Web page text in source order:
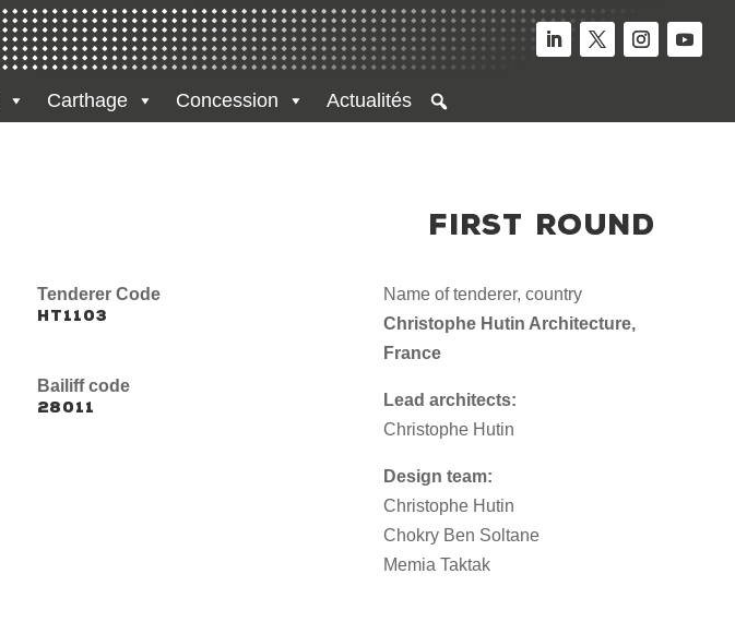
Carthage Concession Actualités
FIRST ROUND
Tenderer Code
HT1103
Bailiff code
28011
Name of tenderer, country
Christophe Hutin Architecture,
France
Lead architects:
Christophe Hutin
Design team:
Christophe Hutin
Chokry Ben Soltane
Memia Taktak